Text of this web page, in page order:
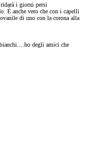
i giorni persi
È anche vero che con i capelli
di uno con la corona alla
degli amici che